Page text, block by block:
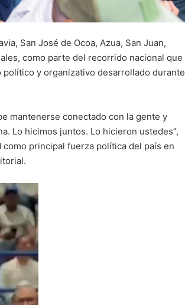
San José de Ocoa, Azua, San Juan,
como parte del recorrido nacional que
y organizativo desarrollado durante
mantenerse conectado con la gente y
Lo hicimos juntos. Lo hicieron ustedes”,
principal fuerza política del país en